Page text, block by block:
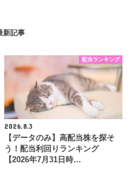
新記事
配当ランキング
2026.8.3
【データのみ】高配当株を探そ
う！配当利回りランキング
【2026年7月31日時…